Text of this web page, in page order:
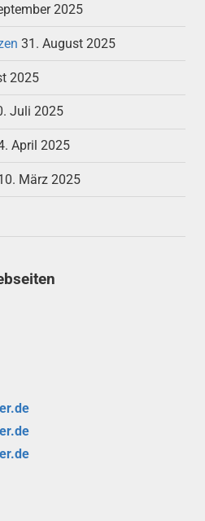
2025
31. August 2025
2025
Juli 2025
April 2025
März 2025